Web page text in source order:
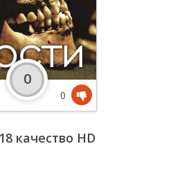
качество HD
0
0